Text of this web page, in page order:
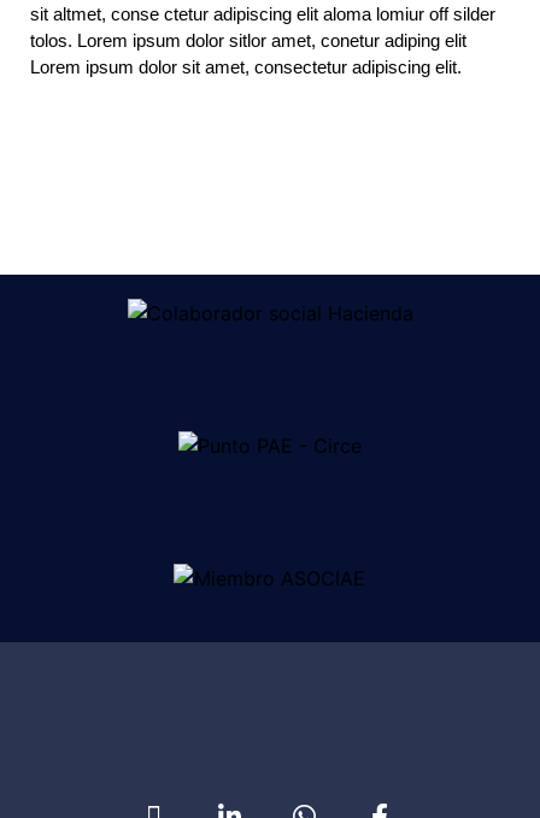
sit altmet, conse ctetur adipiscing elit aloma lomiur off silder
tolos. Lorem ipsum dolor sitlor amet, conetur adiping elit
Lorem ipsum dolor sit amet, consectetur adipiscing elit.